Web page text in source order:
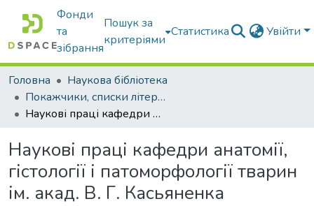
Фонди
та
зібрання
Пошук за
критеріями
Статистика Увійти
Головна
Наукова бібліотека
Покажчики, списки літератури, сценарії, методичні розробки
Наукові праці кафедри анатомії, гістології і патоморфології тварин ім. акад. В. Г. Касьяненка
Наукові праці кафедри анатомії,
гістології і патоморфології тварин
ім. акад. В. Г. Касьяненка